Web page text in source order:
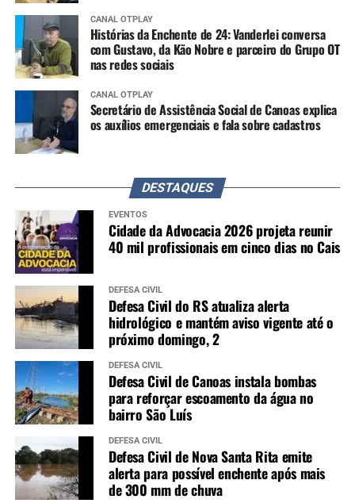
CANAL OTPLAY
Histórias da Enchente de 24: Vanderlei conversa
com Gustavo, da Kão Nobre e parceiro do Grupo OT
nas redes sociais
CANAL OTPLAY
Secretário de Assistência Social de Canoas explica
os auxílios emergenciais e fala sobre cadastros
DESTAQUES
EVENTOS
Cidade da Advocacia 2026 projeta reunir
40 mil profissionais em cinco dias no Cais
DEFESA CIVIL
Defesa Civil do RS atualiza alerta
hidrológico e mantém aviso vigente até o
próximo domingo, 2
DEFESA CIVIL
Defesa Civil de Canoas instala bombas
para reforçar escoamento da água no
bairro São Luís
DEFESA CIVIL
Defesa Civil de Nova Santa Rita emite
alerta para possível enchente após mais
de 300 mm de chuva